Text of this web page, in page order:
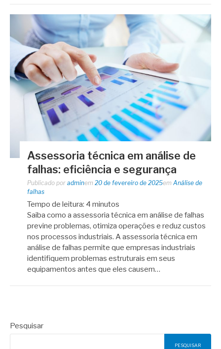
Assessoria técnica em análise de
falhas: eficiência e segurança
Publicado por adminem 20 de fevereiro de 2025em Análise de
falhas
Tempo de leitura: 4 minutos
Saiba como a assessoria técnica em análise de falhas
previne problemas, otimiza operações e reduz custos
nos processos industriais. A assessoria técnica em
análise de falhas permite que empresas industriais
identifiquem problemas estruturais em seus
equipamentos antes que eles causem…
Pesquisar
PESQUISAR